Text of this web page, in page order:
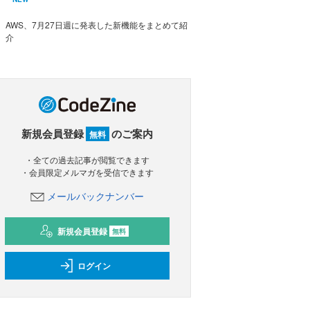
AWS、7月27日週に発表した新機能をまとめて紹
介
新規会員登録 無料 のご案内
・全ての過去記事が閲覧できます
・会員限定メルマガを受信できます
メールバックナンバー
新規会員登録 無料
ログイン